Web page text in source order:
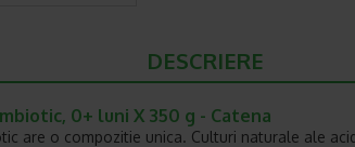
DESCRIERE
0+ luni X 350 g - Catena
are o compozitie unica. Culturi naturale ale